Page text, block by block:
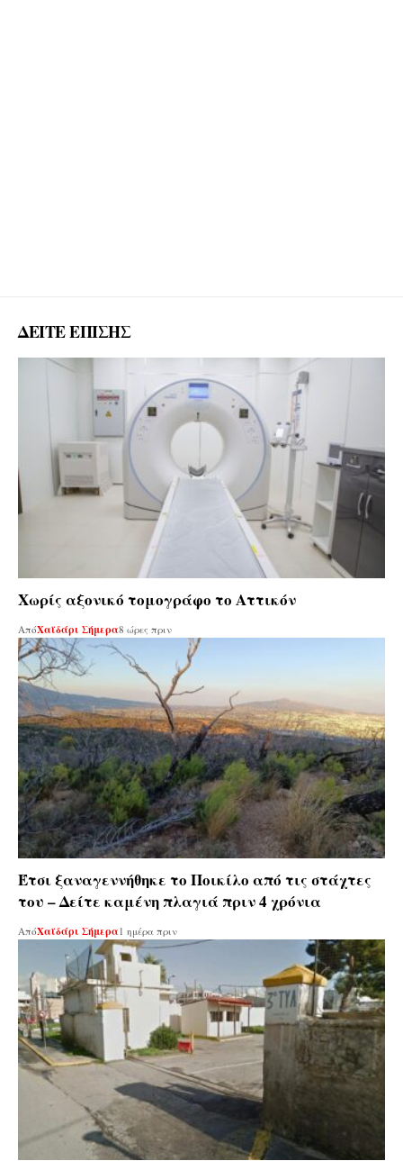
ΔΕΙΤΕ ΕΠΙΣΗΣ
Χωρίς αξονικό τομογράφο το Αττικόν
ΑπόΧαϊδάρι Σήμερα8 ώρες πριν
Έτσι ξαναγεννήθηκε το Ποικίλο από τις στάχτες
του – Δείτε καμένη πλαγιά πριν 4 χρόνια
ΑπόΧαϊδάρι Σήμερα 1 ημέρα πριν